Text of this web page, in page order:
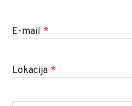
E-mail *
Lokacija *